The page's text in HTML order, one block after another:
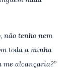
não tenho nem
toda a minha
me alcançaria?”